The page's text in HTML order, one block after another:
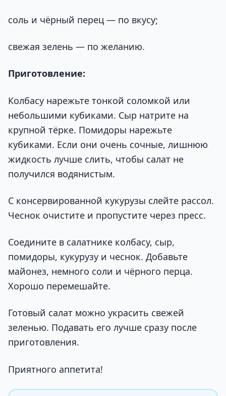
соль и чёрный перец — по вкусу;
свежая зелень — по желанию.
Приготовление:
Колбасу нарежьте тонкой соломкой или
небольшими кубиками. Сыр натрите на
крупной тёрке. Помидоры нарежьте
кубиками. Если они очень сочные, лишнюю
жидкость лучше слить, чтобы салат не
получился водянистым.
С консервированной кукурузы слейте рассол.
Чеснок очистите и пропустите через пресс.
Соедините в салатнике колбасу, сыр,
помидоры, кукурузу и чеснок. Добавьте
майонез, немного соли и чёрного перца.
Хорошо перемешайте.
Готовый салат можно украсить свежей
зеленью. Подавать его лучше сразу после
приготовления.
Приятного аппетита!